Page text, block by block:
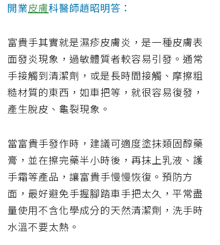
開業皮膚科醫師趙昭明答：
富貴手其實就是濕疹皮膚炎，是一種皮膚表
面發炎現象，過敏體質者較容易引發。通常
手接觸到清潔劑，或是長時間接觸、摩擦粗
糙材質的東西，如車把等，就很容易復發，
產生脫皮、龜裂現象。
當富貴手發作時，建議可適度塗抹類固醇藥
膏，並在擦完藥半小時後，再抹上乳液、護
手霜等產品，讓富貴手慢慢恢復。預防方
面，最好避免手握腳踏車手把太久，平常盡
量使用不含化學成分的天然清潔劑，洗手時
水溫不要太熱。